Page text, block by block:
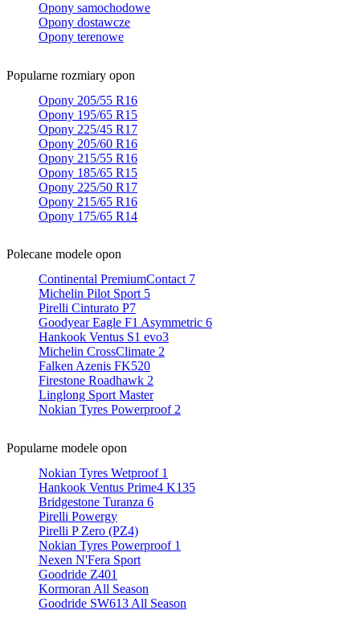
Opony samochodowe
Opony dostawcze
Opony terenowe
Popularne rozmiary opon
Opony 205/55 R16
Opony 195/65 R15
Opony 225/45 R17
Opony 205/60 R16
Opony 215/55 R16
Opony 185/65 R15
Opony 225/50 R17
Opony 215/65 R16
Opony 175/65 R14
Polecane modele opon
Continental PremiumContact 7
Michelin Pilot Sport 5
Pirelli Cinturato P7
Goodyear Eagle F1 Asymmetric 6
Hankook Ventus S1 evo3
Michelin CrossClimate 2
Falken Azenis FK520
Firestone Roadhawk 2
Linglong Sport Master
Nokian Tyres Powerproof 2
Popularne modele opon
Nokian Tyres Wetproof 1
Hankook Ventus Prime4 K135
Bridgestone Turanza 6
Pirelli Powergy
Pirelli P Zero (PZ4)
Nokian Tyres Powerproof 1
Nexen N'Fera Sport
Goodride Z401
Kormoran All Season
Goodride SW613 All Season